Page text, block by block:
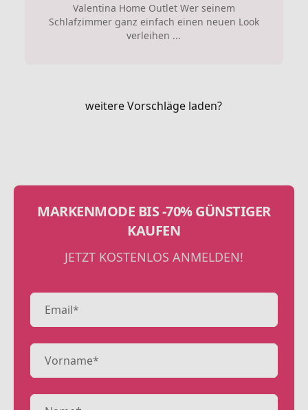
Valentina Home Outlet Wer seinem
Schlafzimmer ganz einfach einen neuen Look
verleihen ...
weitere Vorschläge laden?
MARKENMODE BIS -70% GÜNSTIGER
KAUFEN
JETZT KOSTENLOS ANMELDEN!